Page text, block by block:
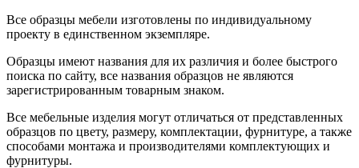
Все образцы мебели изготовлены по индивидуальному
проекту в единственном экземпляре.
Образцы имеют названия для их различия и более быстрого
поиска по сайту, все названия образцов не являются
зарегистрированным товарным знаком.
Все мебельные изделия могут отличаться от представленных
образцов по цвету, размеру, комплектации, фурнитуре, а также
способами монтажа и производителями комплектующих и
фурнитуры.